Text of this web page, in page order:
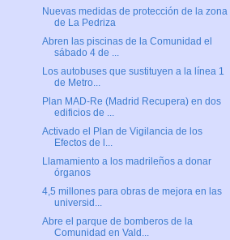
Nuevas medidas de protección de la zona
de La Pedriza
Abren las piscinas de la Comunidad el
sábado 4 de ...
Los autobuses que sustituyen a la línea 1
de Metro...
Plan MAD-Re (Madrid Recupera) en dos
edificios de ...
Activado el Plan de Vigilancia de los
Efectos de l...
Llamamiento a los madrileños a donar
órganos
4,5 millones para obras de mejora en las
universid...
Abre el parque de bomberos de la
Comunidad en Vald...